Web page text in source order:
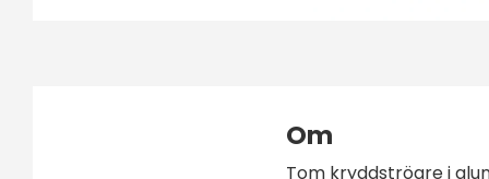
Om
Tom kryddströare i